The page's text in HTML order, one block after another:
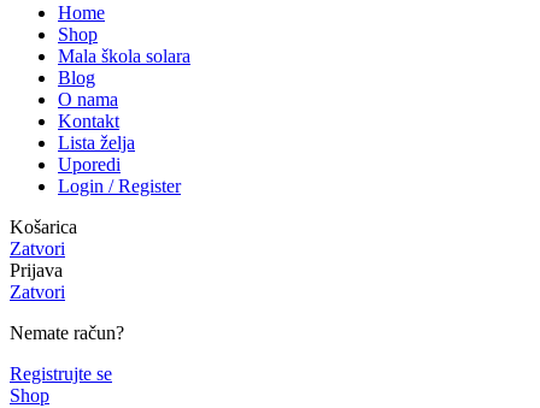
Home
Shop
Mala škola solara
Blog
O nama
Kontakt
Lista želja
Uporedi
Login / Register
Košarica
Zatvori
Prijava
Zatvori
Nemate račun?
Registrujte se
Shop